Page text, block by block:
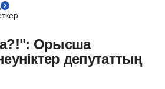
Орысша
депутаттың